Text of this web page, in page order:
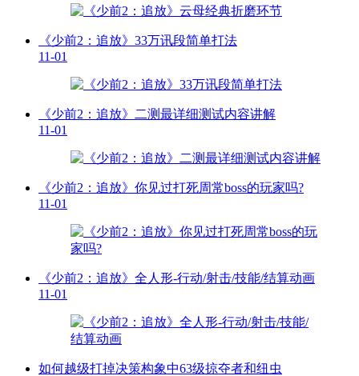
《少前2：追放》33万讯段简单打法
11-01
《少前2：追放》二测最详细测试内容讲解
11-01
《少前2：追放》你见过打死周常boss的玩家吗?
11-01
《少前2：追放》全人形-行动/射击/技能/结算动画
11-01
如何越级打掉决策构象中63级掠夺者和纽虫